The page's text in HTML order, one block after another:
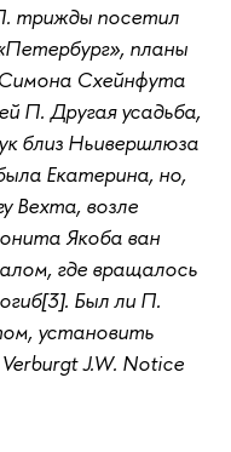
трижды посетил
планы
Схейнфута
П. Другая усадьба,
близ Ньивершлюза
Екатерина, но,
Вехта, возле
Якоба ван
где вращалось
Был ли П.
установить
J.W. Notice